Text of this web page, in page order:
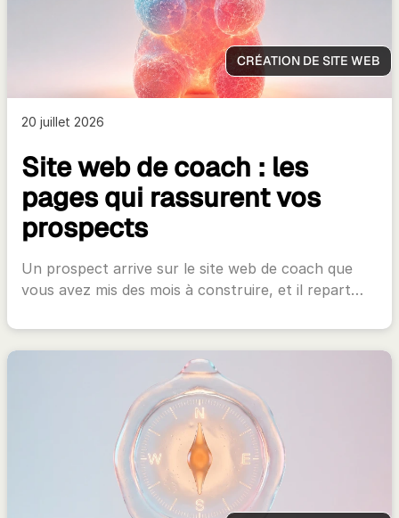
CRÉATION DE SITE WEB
20 juillet 2026
Site web de coach : les
pages qui rassurent vos
prospects
Un prospect arrive sur le site web de coach que
vous avez mis des mois à construire, et il repart…